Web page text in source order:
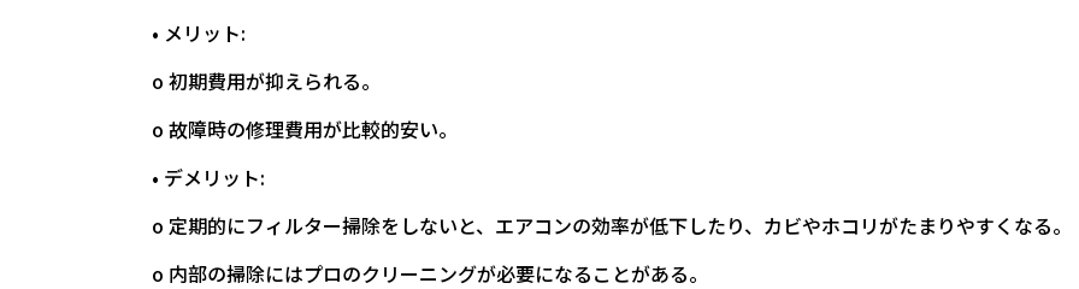
• メリット:
o 初期費用が抑えられる。
o 故障時の修理費用が比較的安い。
• デメリット:
o 定期的にフィルター掃除をしないと、エアコンの効率が低下したり、カビやホコリがたまりやすくなる。
o 内部の掃除にはプロのクリーニングが必要になることがある。